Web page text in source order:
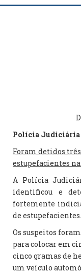
Polícia Judiciária
Foram detidos
estupefacientes
A Polícia
identificou e
fortemente
de estupefacientes.
Os suspeitos
para colocar em
cinco gramas de
um veículo